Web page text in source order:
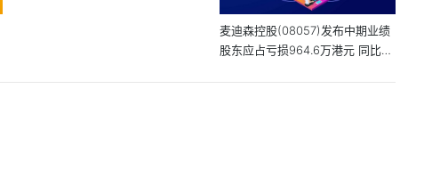
麦迪森控股(08057)发布中期业绩
股东应占亏损964.6万港元 同比增